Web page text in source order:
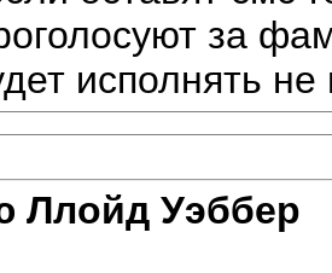
за
исполнять
Ллойд Уэббер